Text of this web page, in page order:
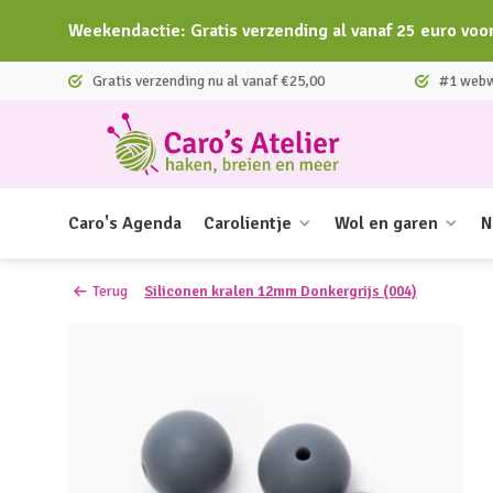
Weekendactie: Gratis verzending al vanaf 25 euro
Gratis verzending nu al vanaf €25,00 #1
Caro's Agenda Carolientje Wol en garen
Terug Siliconen kralen 12mm Donkergrijs (004)